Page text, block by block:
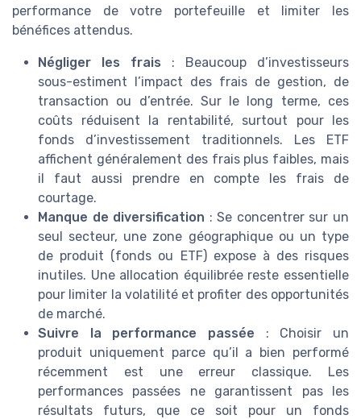
performance de votre portefeuille et limiter les
bénéfices attendus.
Négliger les frais : Beaucoup d’investisseurs
sous-estiment l’impact des frais de gestion, de
transaction ou d’entrée. Sur le long terme, ces
coûts réduisent la rentabilité, surtout pour les
fonds d’investissement traditionnels. Les ETF
affichent généralement des frais plus faibles, mais
il faut aussi prendre en compte les frais de
courtage.
Manque de diversification : Se concentrer sur un
seul secteur, une zone géographique ou un type
de produit (fonds ou ETF) expose à des risques
inutiles. Une allocation équilibrée reste essentielle
pour limiter la volatilité et profiter des opportunités
de marché.
Suivre la performance passée : Choisir un
produit uniquement parce qu’il a bien performé
récemment est une erreur classique. Les
performances passées ne garantissent pas les
résultats futurs, que ce soit pour un fonds